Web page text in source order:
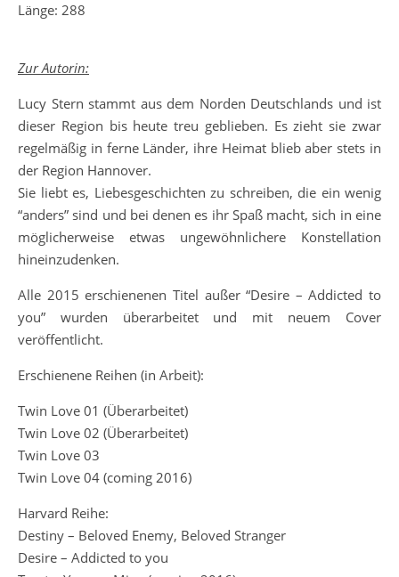
Länge: 288
Zur Autorin:
Lucy Stern stammt aus dem Norden Deutschlands und ist
dieser Region bis heute treu geblieben. Es zieht sie zwar
regelmäßig in ferne Länder, ihre Heimat blieb aber stets in
der Region Hannover.
Sie liebt es, Liebesgeschichten zu schreiben, die ein wenig
“anders” sind und bei denen es ihr Spaß macht, sich in eine
möglicherweise etwas ungewöhnlichere Konstellation
hineinzudenken.
Alle 2015 erschienenen Titel außer “Desire – Addicted to
you” wurden überarbeitet und mit neuem Cover
veröffentlicht.
Erschienene Reihen (in Arbeit):
Twin Love 01 (Überarbeitet)
Twin Love 02 (Überarbeitet)
Twin Love 03
Twin Love 04 (coming 2016)
Harvard Reihe:
Destiny – Beloved Enemy, Beloved Stranger
Desire – Addicted to you